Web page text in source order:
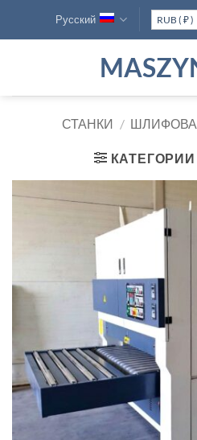
Русский RUB ( ₽ )
СТАНКИ /